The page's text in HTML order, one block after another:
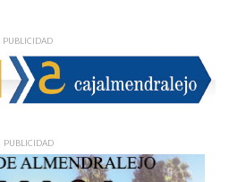
PUBLICIDAD
PUBLICIDAD